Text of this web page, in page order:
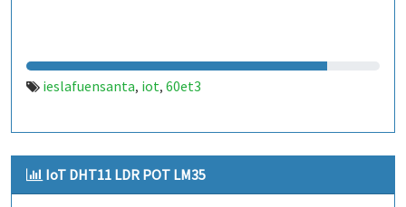
ieslafuensanta, iot, 60et3
IoT DHT11 LDR POT LM35